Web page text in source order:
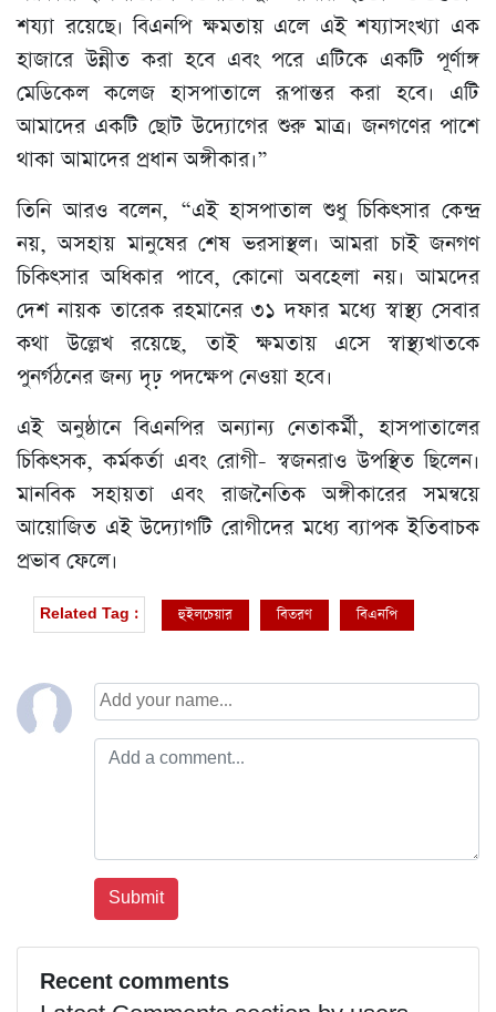
শয্যা রয়েছে। বিএনপি ক্ষমতায় এলে এই শয্যাসংখ্যা এক
হাজারে উন্নীত করা হবে এবং পরে এটিকে একটি পূর্ণাঙ্গ
মেডিকেল কলেজ হাসপাতালে রূপান্তর করা হবে। এটি
আমাদের একটি ছোট উদ্যোগের শুরু মাত্র। জনগণের পাশে
থাকা আমাদের প্রধান অঙ্গীকার।”
তিনি আরও বলেন, “এই হাসপাতাল শুধু চিকিৎসার কেন্দ্র
নয়, অসহায় মানুষের শেষ ভরসাস্থল। আমরা চাই জনগণ
চিকিৎসার অধিকার পাবে, কোনো অবহেলা নয়। আমদের
দেশ নায়ক তারেক রহমানের ৩১ দফার মধ্যে স্বাস্থ্য সেবার
কথা উল্লেখ রয়েছে, তাই ক্ষমতায় এসে স্বাস্থ্যখাতকে
পুনর্গঠনের জন্য দৃঢ় পদক্ষেপ নেওয়া হবে।
এই অনুষ্ঠানে বিএনপির অন্যান্য নেতাকর্মী, হাসপাতালের
চিকিৎসক, কর্মকর্তা এবং রোগী- স্বজনরাও উপস্থিত ছিলেন।
মানবিক সহায়তা এবং রাজনৈতিক অঙ্গীকারের সমন্বয়ে
আয়োজিত এই উদ্যোগটি রোগীদের মধ্যে ব্যাপক ইতিবাচক
প্রভাব ফেলে।
Related Tag : হুইলচেয়ার বিতরণ বিএনপি
Recent comments